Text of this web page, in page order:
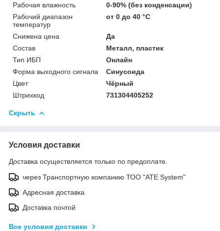
Рабочая влажность
0-90% (без конденсации)
Рабочий диапазон
температур
от 0 до 40 °С
Снижена цена
Да
Состав
Металл, пластик
Тип ИБП
Онлайн
Форма выходного сигнала
Синусоида
Цвет
Чёрный
Штрихкод
731304405252
Скрыть
Условия доставки
Доставка осуществляется только по предоплате.
через Транспортную компанию ТОО "ATE System"
Адресная доставка
Доставка почтой
Все условия доставки